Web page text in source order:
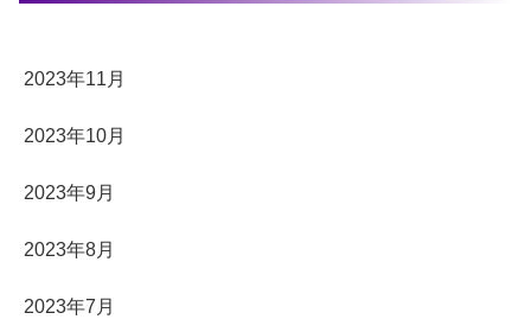
2023年11月
2023年10月
2023年9月
2023年8月
2023年7月